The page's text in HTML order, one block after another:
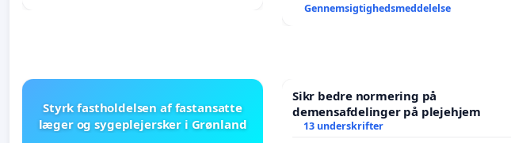
Gennemsigtighedsmeddelelse
Styrk fastholdelsen af fastansatte
læger og sygeplejersker i Grønland
Sikr bedre normering på
demensafdelinger på plejehjem
13 underskrifter